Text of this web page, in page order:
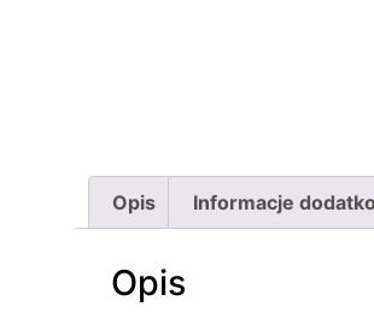
Opis Informacje
Opis